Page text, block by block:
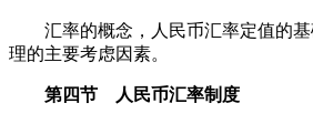
汇率的概念，人民币汇率定值的基
理的主要考虑因素。
第四节 人民币汇率制度